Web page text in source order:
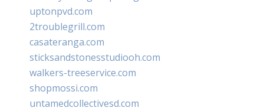
uptonpvd.com
2troublegrill.com
casateranga.com
sticksandstonesstudiooh.com
walkers-treeservice.com
shopmossi.com
untamedcollectivesd.com